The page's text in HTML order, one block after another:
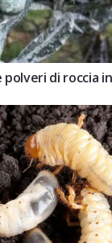
polveri di roccia